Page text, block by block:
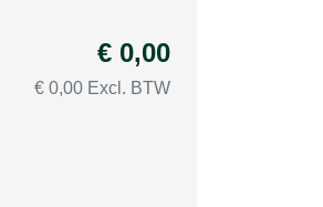
€ 0,00
€ 0,00 Excl. BTW